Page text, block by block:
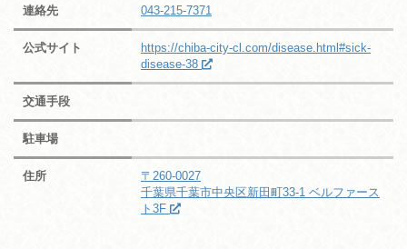
連絡先 043-215-7371
公式サイト
https://chiba-city-cl.com/disease.html#sick-
disease-38
交通手段
駐車場
住所
〒260-0027
千葉県千葉市中央区新田町33-1 ベルファース
ト3F